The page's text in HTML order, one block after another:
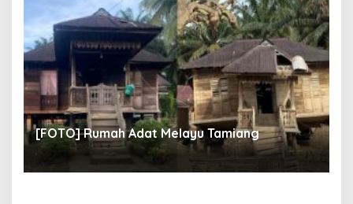
[FOTO] Rumah Adat Melayu Tamiang